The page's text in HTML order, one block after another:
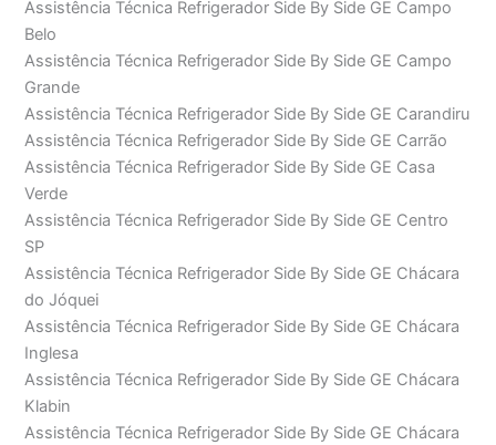
Assistência Técnica Refrigerador Side By Side GE Campo
Belo
Assistência Técnica Refrigerador Side By Side GE Campo
Grande
Assistência Técnica Refrigerador Side By Side GE Carandiru
Assistência Técnica Refrigerador Side By Side GE Carrão
Assistência Técnica Refrigerador Side By Side GE Casa
Verde
Assistência Técnica Refrigerador Side By Side GE Centro
SP
Assistência Técnica Refrigerador Side By Side GE Chácara
do Jóquei
Assistência Técnica Refrigerador Side By Side GE Chácara
Inglesa
Assistência Técnica Refrigerador Side By Side GE Chácara
Klabin
Assistência Técnica Refrigerador Side By Side GE Chácara